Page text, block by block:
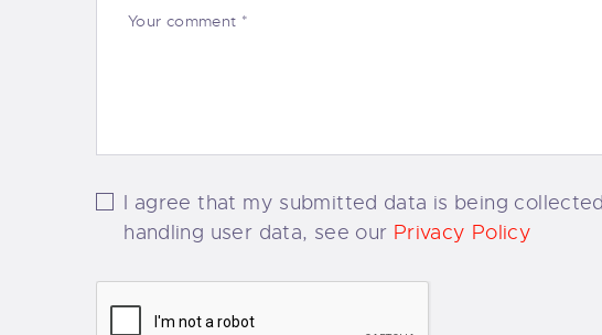
I agree that my submitted data is being
handling user data, see our Privacy Policy